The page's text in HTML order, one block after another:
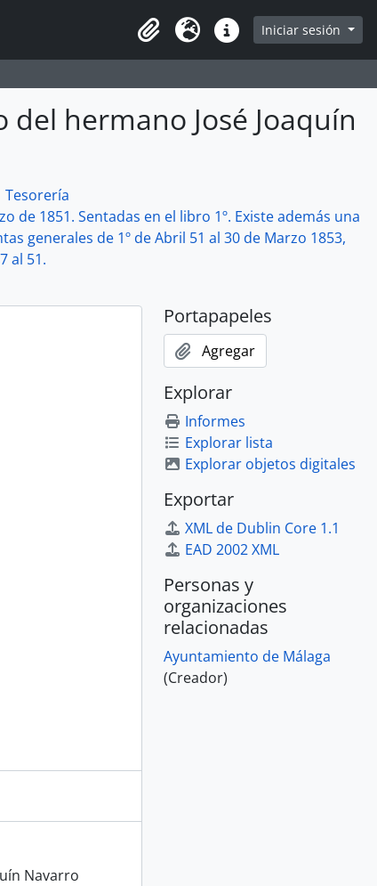
Portapapeles
Idioma Enlaces rápidos
Iniciar sesión
hermano José Joaquín
Tesorería
de 1851. Sentadas en el libro 1º. Existe además una
generales de 1º de Abril 51 al 30 de Marzo 1853,
al 51.
Navarro
Portapapeles
Agregar
Explorar
Informes
Explorar lista
Explorar objetos digitales
Exportar
XML de Dublin Core 1.1
EAD 2002 XML
Personas y
organizaciones
relacionadas
Ayuntamiento de Málaga
(Creador)